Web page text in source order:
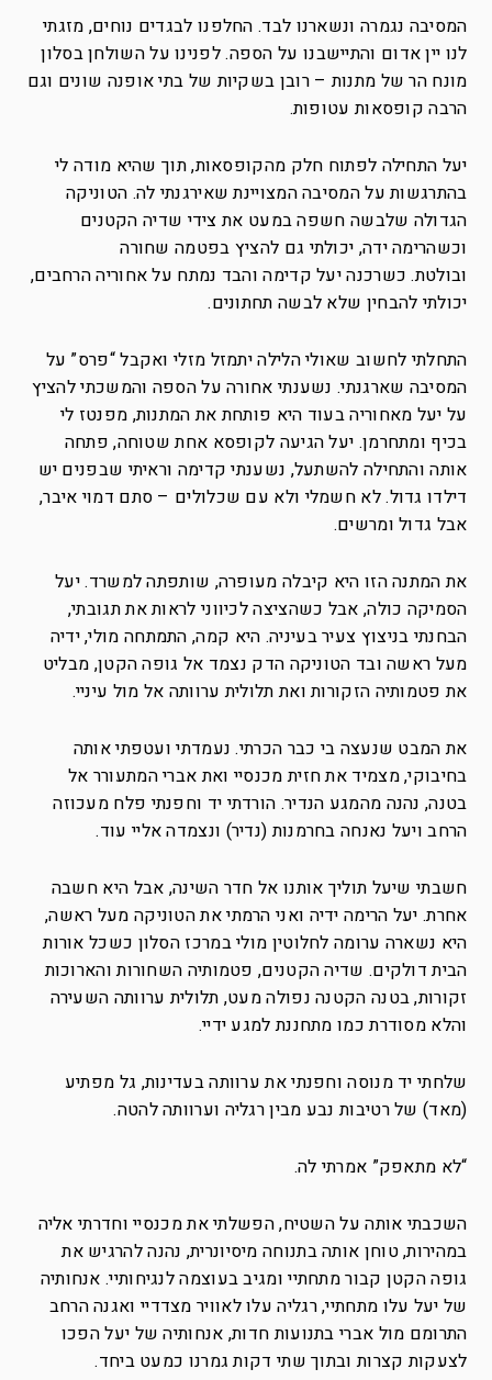
המסיבה נגמרה ונשארנו לבד. החלפנו לבגדים נוחים, מזגתי
לנו יין אדום והתיישבנו על הספה. לפנינו על השולחן בסלון
מונח הר של מתנות – רובן בשקיות של בתי אופנה שונים וגם
הרבה קופסאות עטופות.
יעל התחילה לפתוח חלק מהקופסאות, תוך שהיא מודה לי
בהתרגשות על המסיבה המצויינת שאירגנתי לה. הטוניקה
הגדולה שלבשה חשפה במעט את צידי שדיה הקטנים
וכשהרימה ידה, יכולתי גם להציץ בפטמה שחורה
ובולטת. כשרכנה יעל קדימה והבד נמתח על אחוריה הרחבים,
יכולתי להבחין שלא לבשה תחתונים.
התחלתי לחשוב שאולי הלילה יתמזל מזלי ואקבל “פרס” על
המסיבה שארגנתי. נשענתי אחורה על הספה והמשכתי להציץ
על יעל מאחוריה בעוד היא פותחת את המתנות, מפנטז לי
בכיף ומתחרמן. יעל הגיעה לקופסא אחת שטוחה, פתחה
אותה והתחילה להשתעל, נשענתי קדימה וראיתי שבפנים יש
דילדו גדול. לא חשמלי ולא עם שכלולים – סתם דמוי איבר,
אבל גדול ומרשים.
את המתנה הזו היא קיבלה מעופרה, שותפתה למשרד. יעל
הסמיקה כולה, אבל כשהציצה לכיווני לראות את תגובתי,
הבחנתי בניצוץ צעיר בעיניה. היא קמה, התמתחה מולי, ידיה
מעל ראשה ובד הטוניקה הדק נצמד אל גופה הקטן, מבליט
את פטמותיה הזקורות ואת תלולית ערוותה אל מול עיניי.
את המבט שנעצה בי כבר הכרתי. נעמדתי ועטפתי אותה
בחיבוקי, מצמיד את חזית מכנסיי ואת אברי המתעורר אל
בטנה, נהנה מהמגע הנדיר. הורדתי יד וחפנתי פלח מעכוזה
הרחב ויעל נאנחה בחרמנות (נדיר) ונצמדה אליי עוד.
חשבתי שיעל תוליך אותנו אל חדר השינה, אבל היא חשבה
אחרת. יעל הרימה ידיה ואני הרמתי את הטוניקה מעל ראשה,
היא נשארה ערומה לחלוטין מולי במרכז הסלון כשכל אורות
הבית דולקים. שדיה הקטנים, פטמותיה השחורות והארוכות
זקורות, בטנה הקטנה נפולה מעט, תלולית ערוותה השעירה
והלא מסודרת כמו מתחננת למגע ידיי.
שלחתי יד מנוסה וחפנתי את ערוותה בעדינות, גל מפתיע
(מאד) של רטיבות נבע מבין רגליה וערוותה להטה.
“לא מתאפק” אמרתי לה.
השכבתי אותה על השטיח, הפשלתי את מכנסיי וחדרתי אליה
במהירות, טוחן אותה בתנוחה מיסיונרית, נהנה להרגיש את
גופה הקטן קבור מתחתיי ומגיב בעוצמה לנגיחותיי. אנחותיה
של יעל עלו מתחתיי, רגליה עלו לאוויר מצדדיי ואגנה הרחב
התרומם מול אברי בתנועות חדות, אנחותיה של יעל הפכו
לצעקות קצרות ובתוך שתי דקות גמרנו כמעט ביחד.